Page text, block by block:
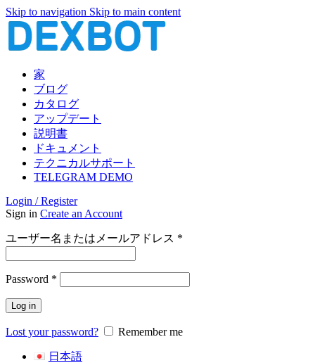
Skip to navigation Skip to main content
家
ブログ
カタログ
アップデート
説明書
ドキュメント
テクニカルサポート
TELEGRAM DEMO
Login / Register
Sign in Create an Account
ユーザー名またはメールアドレス *
Password *
Log in
Lost your password? Remember me
日本語